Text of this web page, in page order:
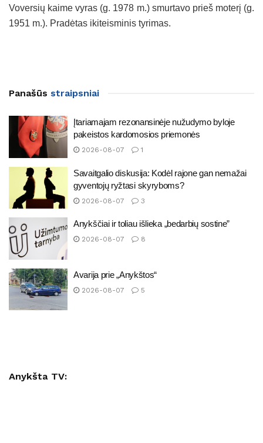
Voversių kaime vyras (g. 1978 m.) smurtavo prieš moterį (g.
1951 m.). Pradėtas ikiteisminis tyrimas.
Panašūs straipsniai
Įtariamajam rezonansinėje nužudymo byloje
pakeistos kardomosios priemonės
2026-08-07 1
Savaitgalio diskusija: Kodėl rajone gan nemažai
gyventojų ryžtasi skyryboms?
2026-08-07 3
Anykščiai ir toliau išlieka „bedarbių sostine”
2026-08-07 8
Avarija prie „Anykštos“
2026-08-07 5
Anykšta TV: